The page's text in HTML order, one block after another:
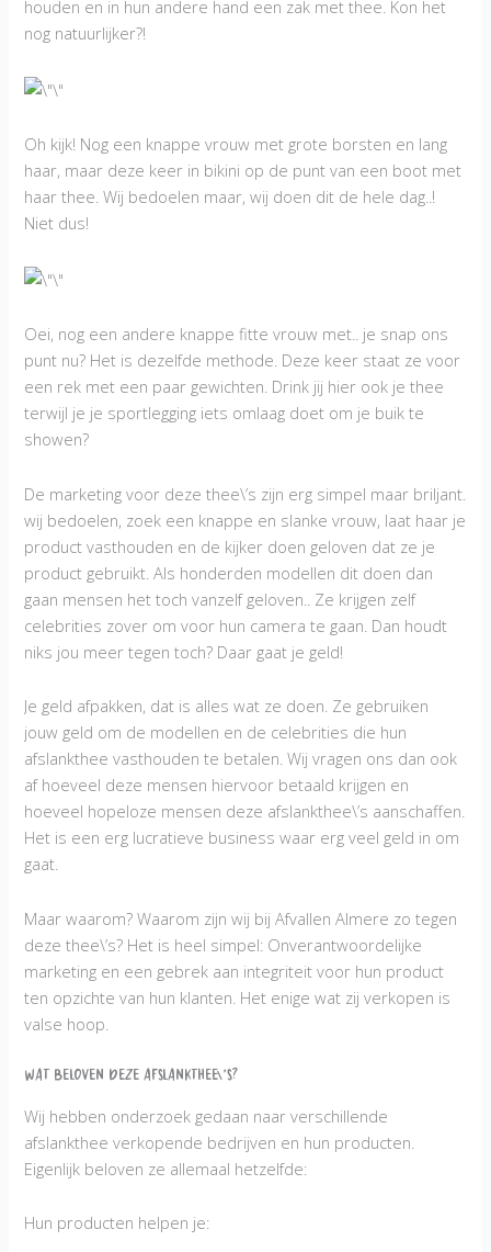
houden en in hun andere hand een zak met thee. Kon het
nog natuurlijker?!
Oh kijk! Nog een knappe vrouw met grote borsten en lang
haar, maar deze keer in bikini op de punt van een boot met
haar thee. Wij bedoelen maar, wij doen dit de hele dag..!
Niet dus!
Oei, nog een andere knappe fitte vrouw met.. je snap ons
punt nu? Het is dezelfde methode. Deze keer staat ze voor
een rek met een paar gewichten. Drink jij hier ook je thee
terwijl je je sportlegging iets omlaag doet om je buik te
showen?
De marketing voor deze thee\’s zijn erg simpel maar briljant.
wij bedoelen, zoek een knappe en slanke vrouw, laat haar je
product vasthouden en de kijker doen geloven dat ze je
product gebruikt. Als honderden modellen dit doen dan
gaan mensen het toch vanzelf geloven.. Ze krijgen zelf
celebrities zover om voor hun camera te gaan. Dan houdt
niks jou meer tegen toch? Daar gaat je geld!
Je geld afpakken, dat is alles wat ze doen. Ze gebruiken
jouw geld om de modellen en de celebrities die hun
afslankthee vasthouden te betalen. Wij vragen ons dan ook
af hoeveel deze mensen hiervoor betaald krijgen en
hoeveel hopeloze mensen deze afslankthee\’s aanschaffen.
Het is een erg lucratieve business waar erg veel geld in om
gaat.
Maar waarom? Waarom zijn wij bij Afvallen Almere zo tegen
deze thee\’s? Het is heel simpel: Onverantwoordelijke
marketing en een gebrek aan integriteit voor hun product
ten opzichte van hun klanten. Het enige wat zij verkopen is
valse hoop.
Wat beloven deze Afslankthee\’s?
Wij hebben onderzoek gedaan naar verschillende
afslankthee verkopende bedrijven en hun producten.
Eigenlijk beloven ze allemaal hetzelfde:
Hun producten helpen je: